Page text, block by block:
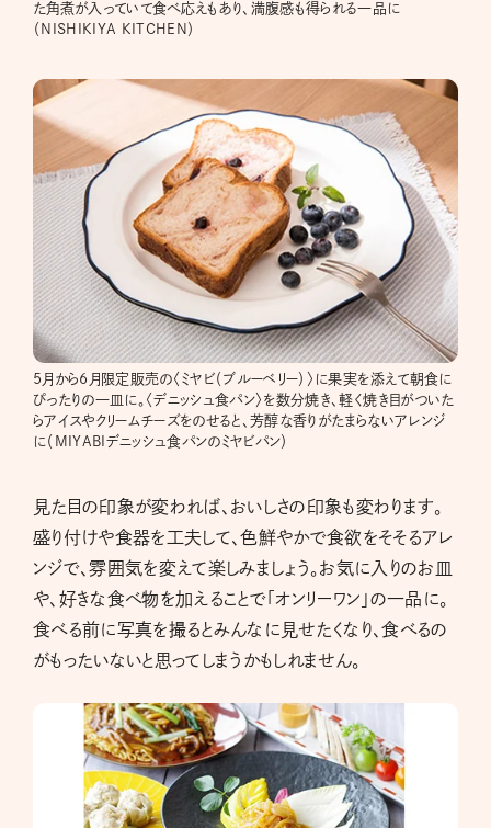
た角煮が入っていて食べ応えもあり、満腹感も得られる一品に
（NISHIKIYA KITCHEN）
5月から6月限定販売の〈ミヤビ（ブルーベリー）〉に果実を添えて朝食に
ぴったりの一皿に。〈デニッシュ食パン〉を数分焼き、軽く焼き目がついた
らアイスやクリームチーズをのせると、芳醇な香りがたまらないアレンジ
に（MIYABIデニッシュ食パンのミヤビパン）
見た目の印象が変われば、おいしさの印象も変わります。
盛り付けや食器を工夫して、色鮮やかで食欲をそそるアレ
ンジで、雰囲気を変えて楽しみましょう。お気に入りのお皿
や、好きな食べ物を加えることで「オンリーワン」の一品に。
食べる前に写真を撮るとみんなに見せたくなり、食べるの
がもったいないと思ってしまうかもしれません。